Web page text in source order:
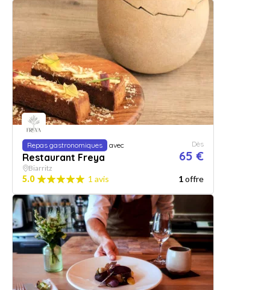
Repas gastronomiques avec
Restaurant Freya
Dès
65 €
Biarritz
5.0 1 avis 1offre